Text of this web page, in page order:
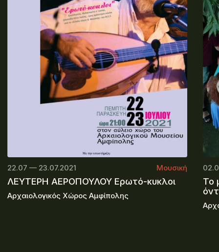
22.07 — 23.07.2021 Μουσική
ΛΕΥΤΕΡΗ ΑΕΡΟΠΟΥΛΟΥ Ερωτό-κυκλοι
Αρχαιολογικός Χώρος Αμφίπολης
Το